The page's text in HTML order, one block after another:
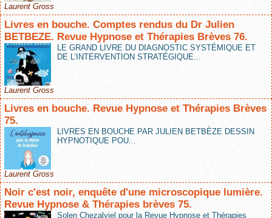
Laurent Gross
Livres en bouche. Comptes rendus du Dr Julien
BETBEZE. Revue Hypnose et Thérapies Brèves 76.
LE GRAND LIVRE DU DIAGNOSTIC SYSTÉMIQUE ET
DE L’INTERVENTION STRATÉGIQUE...
Laurent Gross
Livres en bouche. Revue Hypnose et Thérapies Brèves
75.
LIVRES EN BOUCHE PAR JULIEN BETBÈZE DESSIN
HYPNOTIQUE POU...
Laurent Gross
Noir c'est noir, enquête d'une microscopique lumière.
Revue Hypnose & Thérapies brèves 75.
Solen Chezalviel pour la Revue Hypnose et Thérapies